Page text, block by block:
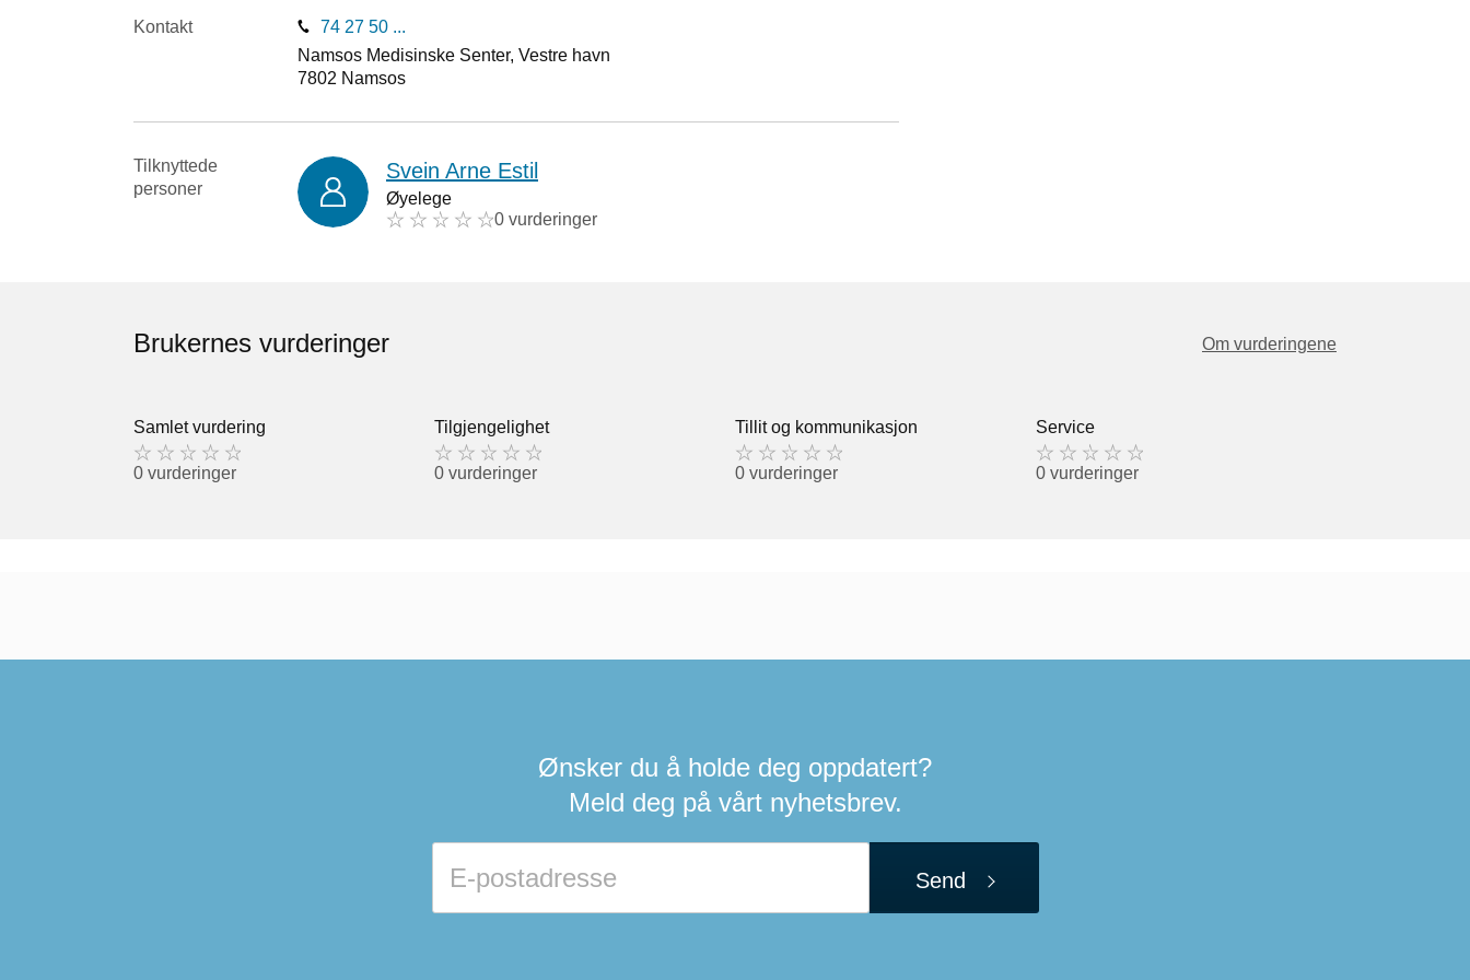
Kontakt
74 27 50 ...
Namsos Medisinske Senter, Vestre havn
7802 Namsos
Tilknyttede
personer
Svein Arne Estil
Øyelege
0 vurderinger
Brukernes vurderinger Om vurderingene
Samlet vurdering
0 vurderinger
Tilgjengelighet
0 vurderinger
Tillit og kommunikasjon
0 vurderinger
Service
0 vurderinger
Ønsker du å holde deg oppdatert?
Meld deg på vårt nyhetsbrev.
Send